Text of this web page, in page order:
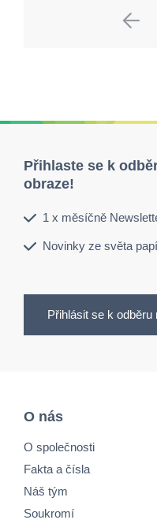
Přihlaste se k
obraze!
1 x měsíčně
Novinky ze světa
Přihlásit se k odběru
O nás
O společnosti
Fakta a čísla
Náš tým
Soukromí